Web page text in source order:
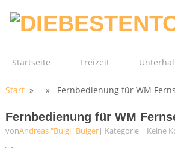
Startseite Freizeit
Start» » Fernbedienung für WM
Fernbedienung für WM
vonAndreas "Bulgi" Bulger| Kategorie| Keine